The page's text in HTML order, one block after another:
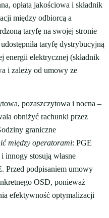
opłata jakościowa i składnik
między odbiorcą a
taryfę na swojej stronie
udostępniła taryfę dystrybucyjną
energii elektrycznej (składnik
i zależy od umowy ze
pozaszczytowa i nocna –
obniżyć rachunki przez
graniczne
między operatorami: PGE
innogy stosują własne
Przed podpisaniem umowy
OSD, ponieważ
efektywność optymalizacji